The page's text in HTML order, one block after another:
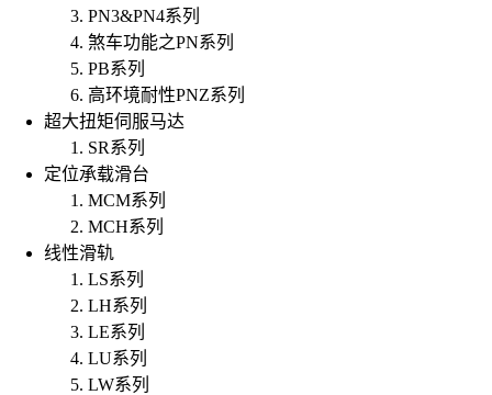
PN3&PN4系列
煞车功能之PN系列
PB系列
高环境耐性PNZ系列
超大扭矩伺服马达
SR系列
定位承载滑台
MCM系列
MCH系列
线性滑轨
LS系列
LH系列
LE系列
LU系列
LW系列